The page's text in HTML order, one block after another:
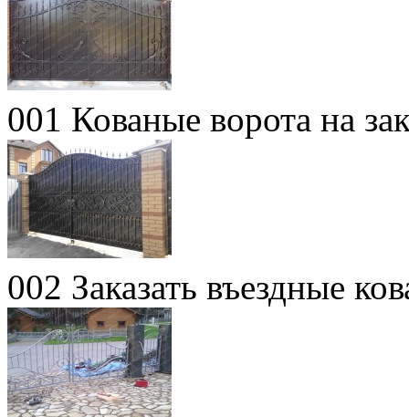
001 Кованые ворота на
002 Заказать въездные